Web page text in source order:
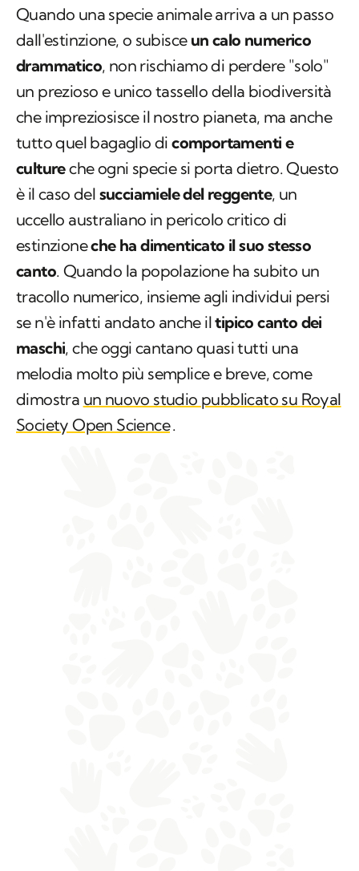
Quando una specie animale arriva a un passo
dall'estinzione, o subisce un calo numerico
drammatico, non rischiamo di perdere "solo"
un prezioso e unico tassello della biodiversità
che impreziosisce il nostro pianeta, ma anche
tutto quel bagaglio dicomportamenti e
cultureche ogni specie si porta dietro. Questo
è il caso del succiamiele del reggente, un
uccello australiano in pericolo critico di
estinzioneche ha dimenticato il suo stesso
canto. Quando la popolazione ha subito un
tracollo numerico, insieme agli individui persi
se n'è infatti andato anche iltipico canto dei
maschi, che oggi cantano quasi tutti una
melodia molto più semplice e breve, come
dimostra un nuovo studio pubblicato su Royal
Society Open Science.